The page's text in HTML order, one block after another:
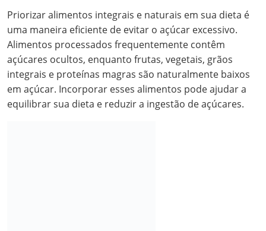
Priorizar alimentos integrais e naturais em sua dieta é
uma maneira eficiente de evitar o açúcar excessivo.
Alimentos processados frequentemente contêm
açúcares ocultos, enquanto frutas, vegetais, grãos
integrais e proteínas magras são naturalmente baixos
em açúcar. Incorporar esses alimentos pode ajudar a
equilibrar sua dieta e reduzir a ingestão de açúcares.